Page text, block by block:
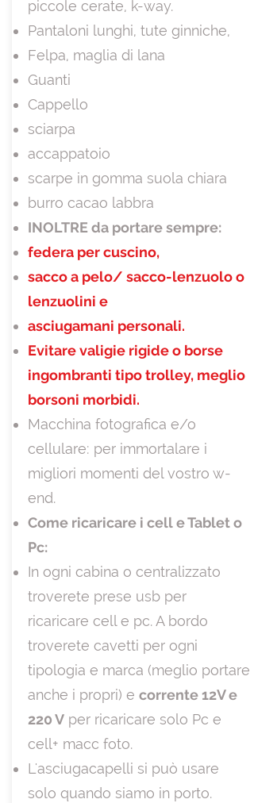
piccole cerate, k-way.
Pantaloni lunghi, tute ginniche,
Felpa, maglia di lana
Guanti
Cappello
sciarpa
accappatoio
scarpe in gomma suola chiara
burro cacao labbra
INOLTRE da portare sempre:
federa per cuscino,
sacco a pelo/ sacco-lenzuolo o
lenzuolini e
asciugamani personali.
Evitare valigie rigide o borse
ingombranti tipo trolley, meglio
borsoni morbidi.
Macchina fotografica e/o
cellulare: per immortalare i
migliori momenti del vostro w-
end.
Come ricaricare i cell e Tablet o
Pc:
In ogni cabina o centralizzato
troverete prese usb per
ricaricare cell e pc. A bordo
troverete cavetti per ogni
tipologia e marca (meglio portare
anche i propri) e corrente 12V e
220 V per ricaricare solo Pc e
cell+ macc foto.
L'asciugacapelli si può usare
solo quando siamo in porto.